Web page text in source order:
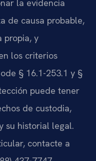
la evidencia
de causa probable,
propia, y
los criterios
§ 16.1-253.1 y §
puede tener
de custodia,
su historial legal.
contacte a